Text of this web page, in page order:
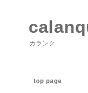
カランク
top page